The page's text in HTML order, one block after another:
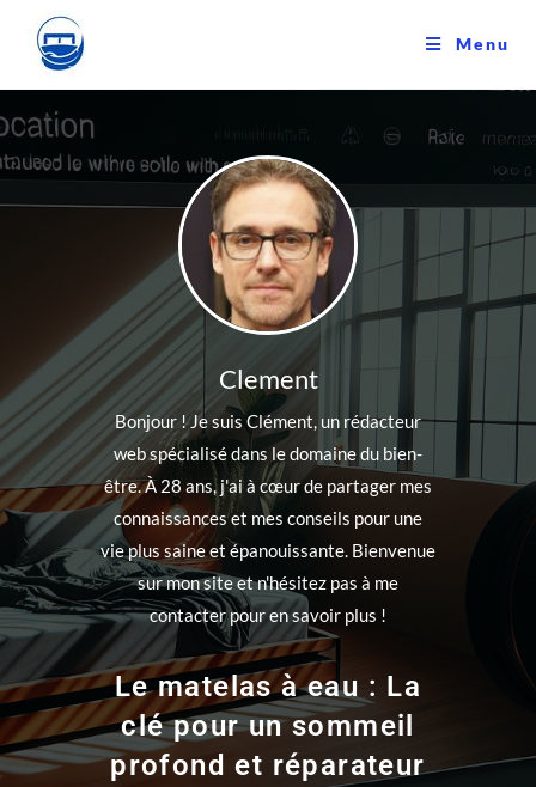
content
Menu
Clement
Bonjour ! Je suis Clément, un rédacteur
web spécialisé dans le domaine du bien-
être. À 28 ans, j'ai à cœur de partager mes
connaissances et mes conseils pour une
vie plus saine et épanouissante. Bienvenue
sur mon site et n'hésitez pas à me
contacter pour en savoir plus !
Le matelas à eau : La
clé pour un sommeil
profond et réparateur